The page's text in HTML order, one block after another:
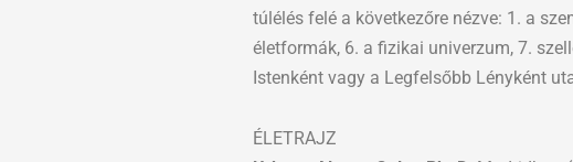
túlélés felé a következőre nézve: 1. a
életformák, 6. a fizikai univerzum, 7.
Istenként vagy a Legfelsőbb Lényként
ÉLETRAJZ